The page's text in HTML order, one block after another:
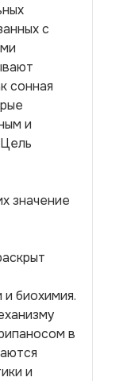
с
сонная
и
значение
биохимия.
в
и